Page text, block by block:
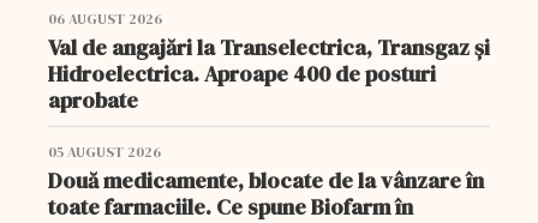
06 AUGUST 2026
Val de angajări la Transelectrica, Transgaz și
Hidroelectrica. Aproape 400 de posturi
aprobate
05 AUGUST 2026
Două medicamente, blocate de la vânzare în
toate farmaciile. Ce spune Biofarm în